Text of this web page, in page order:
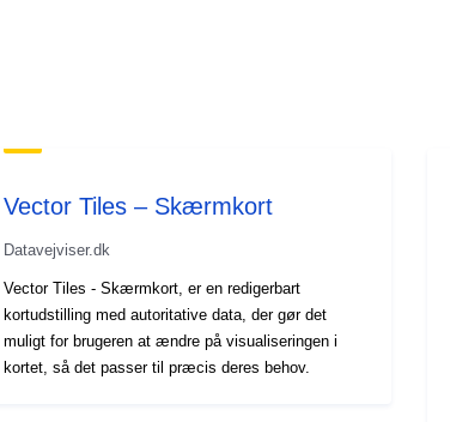
Vector Tiles – Skærmkort
Datavejviser.dk
Vector Tiles - Skærmkort, er en redigerbart
kortudstilling med autoritative data, der gør det
muligt for brugeren at ændre på visualiseringen i
kortet, så det passer til præcis deres behov.